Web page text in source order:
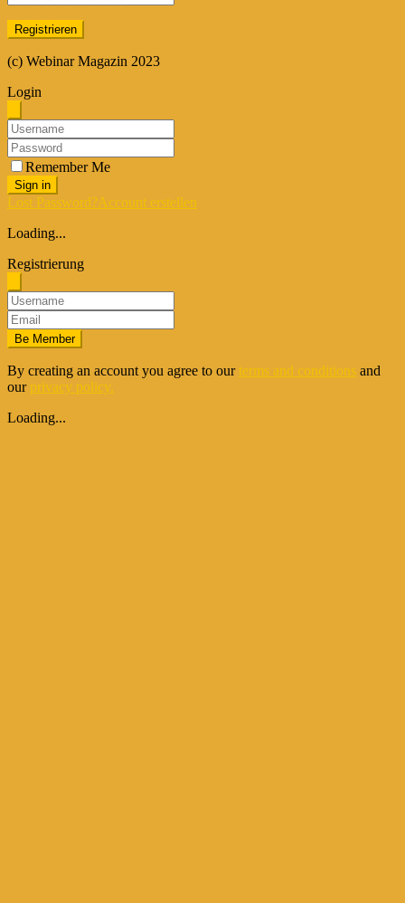
(c) Webinar Magazin 2023
Login
Remember Me
Sign in
Lost Password?Account erstellen
Loading...
Registrierung
Be Member
By creating an account you agree to our terms and conditions and
our privacy policy.
Loading...